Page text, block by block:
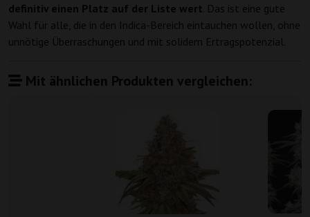
definitiv einen Platz auf der Liste wert . Das ist eine gute
Wahl für alle, die in den Indica-Bereich eintauchen wollen, ohne
unnötige Überraschungen und mit solidem Ertragspotenzial.
Mit ähnlichen Produkten vergleichen: